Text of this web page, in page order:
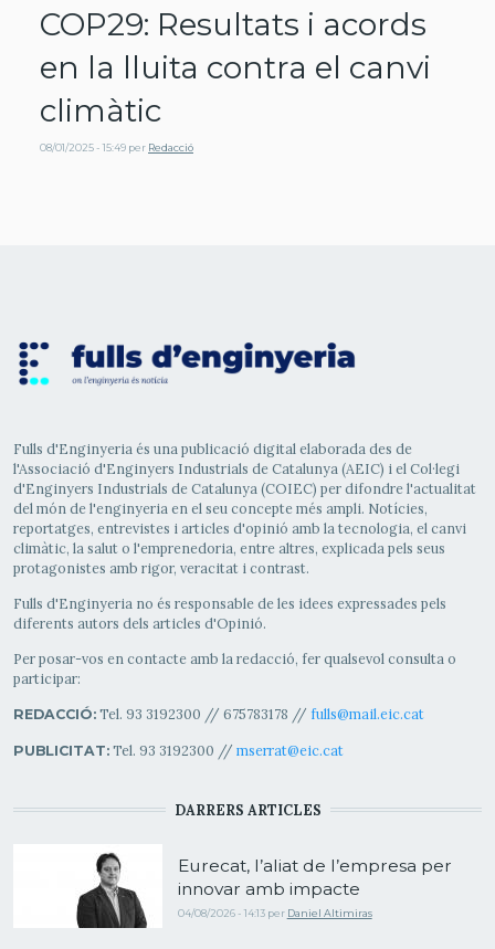
COP29: Resultats i acords
en la lluita contra el canvi
climàtic
08/01/2025 - 15:49 per Redacció
Fulls d'Enginyeria és una publicació digital elaborada des de
l'Associació d'Enginyers Industrials de Catalunya (AEIC) i el Col·legi
d'Enginyers Industrials de Catalunya (COIEC) per difondre l'actualitat
del món de l'enginyeria en el seu concepte més ampli. Notícies,
reportatges, entrevistes i articles d'opinió amb la tecnologia, el canvi
climàtic, la salut o l'emprenedoria, entre altres, explicada pels seus
protagonistes amb rigor, veracitat i contrast.
Fulls d'Enginyeria no és responsable de les idees expressades pels
diferents autors dels articles d'Opinió.
Per posar-vos en contacte amb la redacció, fer qualsevol consulta o
participar:
REDACCIÓ:Tel. 93 3192300 // 675783178 // fulls@mail.eic.cat
PUBLICITAT:Tel. 93 3192300 // mserrat@eic.cat
DARRERS ARTICLES
Eurecat, l’aliat de l’empresa per
innovar amb impacte
04/08/2026 - 14:13 per Daniel Altimiras